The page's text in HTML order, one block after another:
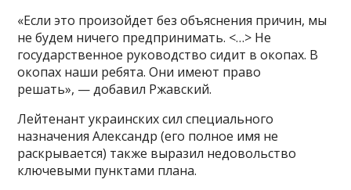
«Если это произойдет без объяснения причин, мы
не будем ничего предпринимать. <…> Не
государственное руководство сидит в окопах. В
окопах наши ребята. Они имеют право
решать», — добавил Ржавский.
Лейтенант украинских сил специального
назначения Александр (его полное имя не
раскрывается) также выразил недовольство
ключевыми пунктами плана.